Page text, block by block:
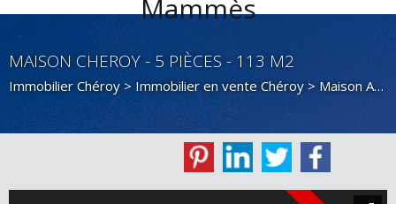
MAISON CHEROY - 5 PIÈCES - 113 M2
Immobilier Chéroy > Immobilier en vente Chéroy > Maison Ancienne en vente Chéroy